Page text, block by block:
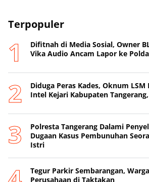
Terpopuler
Difitnah di Media Sosial, Owner
Vika Audio Ancam Lapor ke
Diduga Peras Kades, Oknum
Intel Kejari Kabupaten Tangerang,
Polresta Tangerang Dalami
Dugaan Kasus Pembunuhan
Istri
Tegur Parkir Sembarangan,
Perusahaan di Taktakan